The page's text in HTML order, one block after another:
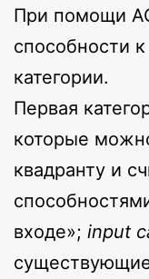
При помощи
способности
категории.
Первая
которые
квадранту и
входе»; input